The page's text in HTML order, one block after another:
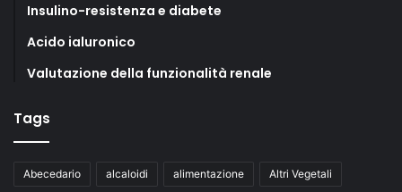
Insulino-resistenza e diabete
Acido ialuronico
Valutazione della funzionalità renale
Tags
Abecedario alcaloidi alimentazione Altri Vegetali